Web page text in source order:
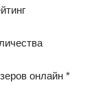
онлайн *